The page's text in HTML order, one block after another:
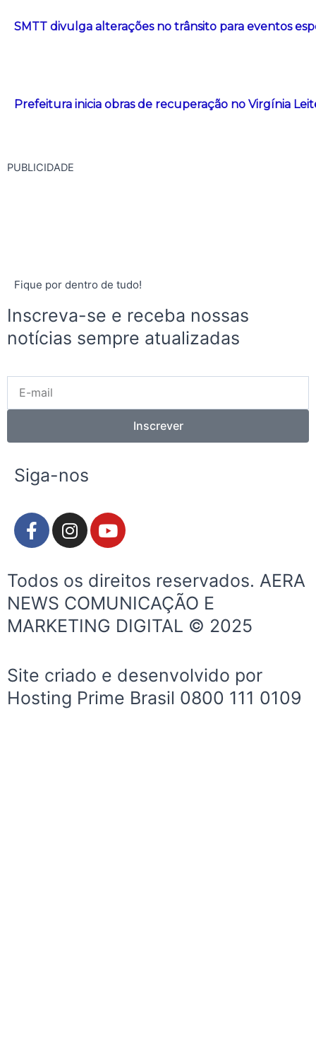
SMTT divulga alterações no trânsito para eventos
Prefeitura inicia obras de recuperação no Virgínia
PUBLICIDADE
Fique por dentro de tudo!
Inscreva-se e receba nossas
notícias sempre atualizadas
mail
Inscrever
Siga-nos
F
a
e
b
o
o
f
I
n
t
a
g
r
Y
o
t
u
b
e
Todos os direitos reservados. AERA
NEWS COMUNICAÇÃO E
MARKETING DIGITAL © 2025
Site criado e desenvolvido por
Hosting Prime Brasil 0800 111 0109